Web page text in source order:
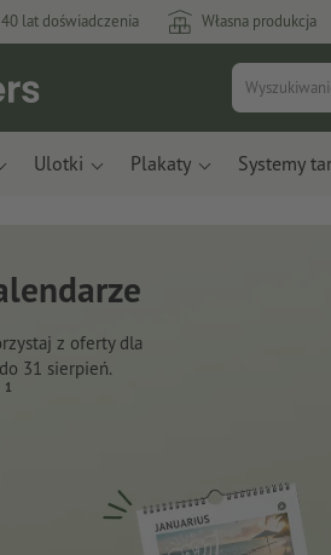
40 lat doświadczenia Własna produkcja
Ulotki Plakaty Systemy
z resztek jabłek i